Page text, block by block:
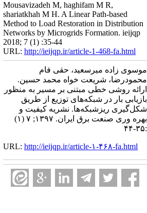
Mousavizadeh M, haghifam M R,
shariatkhah M H. A Linear Path-based
Method to Load Restoration in Distribution
Networks by Microgrids Formation. ieijqp
2018; 7 (1) :35-44
URL: http://ieijqp.ir/article-1-468-fa.html
موسوی زاده میرسعید، حقی فام
محمودرضا، شریعت خواه محمد حسین.
ارائه روشی خطی مبتنی بر مسیر به منظور
بازیابی بار در شبکه‌های توزیع از طریق
شکل‌گیری ریزشبکه‌ها. نشریه کیفیت و
بهره وری صنعت برق ایران. ۱۳۹۷; ۷ (۱)
:۳۵-۴۴
URL: http://ieijqp.ir/article-۱-۴۶۸-fa.html